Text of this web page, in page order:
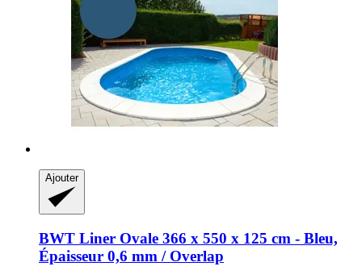
Ajouter
BWT Liner Ovale 366 x 550 x 125 cm -​ Bleu,
Épaisseur 0,6 mm / Overlap